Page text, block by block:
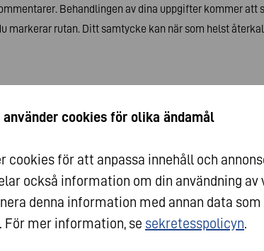
Behandlingen av dina uppgifter kommer att
markerar rutan. Ditt samtycke kan när som helst
använder cookies för olika ändamål
cookies för att anpassa innehåll och
också information om din användning
denna information med annan data
För mer information, se sekretesspolicyn.